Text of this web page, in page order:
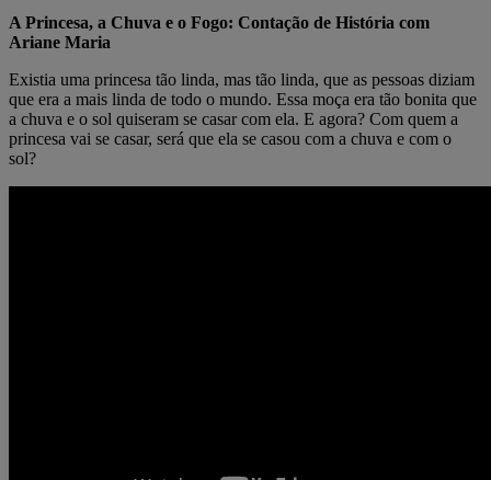
A Princesa, a Chuva e o Fogo: Contação de História com
Ariane Maria
Existia uma princesa tão linda, mas tão linda, que as pessoas diziam
que era a mais linda de todo o mundo. Essa moça era tão bonita que
a chuva e o sol quiseram se casar com ela. E agora? Com quem a
princesa vai se casar, será que ela se casou com a chuva e com o
sol?